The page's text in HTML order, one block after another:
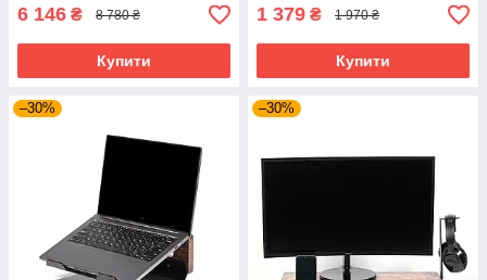
6 146 ₴ 8 780 ₴
Купити
1 379 ₴ 1 970 ₴
Купити
–30% –30%